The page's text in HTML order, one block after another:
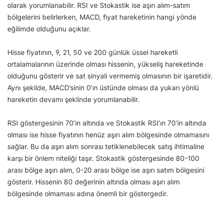
olarak yorumlanabilir. RSI ve Stokastik ise aşırı alım-satım
bölgelerini belirlerken, MACD, fiyat hareketinin hangi yönde
eğilimde olduğunu açıklar.
Hisse fiyatının, 9, 21, 50 ve 200 günlük üssel hareketli
ortalamalarının üzerinde olması hissenin, yükseliş hareketinde
olduğunu gösterir ve sat sinyali vermemiş olmasının bir işaretidir.
Aynı şekilde, MACD’sinin 0’ın üstünde olması da yukarı yönlü
hareketin devamı şeklinde yorumlanabilir.
RSI göstergesinin 70’in altında ve Stokastik RSI’ın 70’in altında
olması ise hisse fiyatının henüz aşırı alım bölgesinde olmamasını
sağlar. Bu da aşırı alım sonrası tetiklenebilecek satış ihtimaline
karşı bir önlem niteliği taşır. Stokastik göstergesinde 80-100
arası bölge aşırı alım, 0-20 arası bölge ise aşırı satım bölgesini
gösterir. Hissenin 80 değerinin altında olması aşırı alım
bölgesinde olmaması adına önemli bir göstergedir.